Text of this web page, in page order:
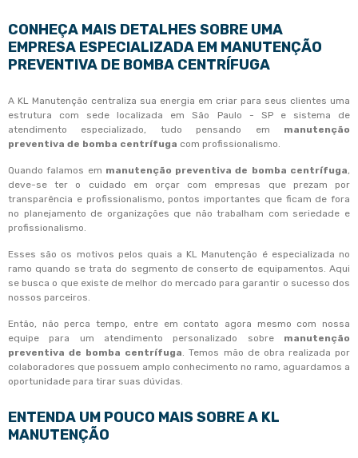
CONHEÇA MAIS DETALHES SOBRE UMA
EMPRESA ESPECIALIZADA EM MANUTENÇÃO
PREVENTIVA DE BOMBA CENTRÍFUGA
A KL Manutenção centraliza sua energia em criar para seus clientes uma
estrutura com sede localizada em São Paulo - SP e sistema de
atendimento especializado, tudo pensando em manutenção
preventiva de bomba centrífuga com profissionalismo.
Quando falamos em manutenção preventiva de bomba centrífuga,
deve-se ter o cuidado em orçar com empresas que prezam por
transparência e profissionalismo, pontos importantes que ficam de fora
no planejamento de organizações que não trabalham com seriedade e
profissionalismo.
Esses são os motivos pelos quais a KL Manutenção é especializada no
ramo quando se trata do segmento de conserto de equipamentos. Aqui
se busca o que existe de melhor do mercado para garantir o sucesso dos
nossos parceiros.
Então, não perca tempo, entre em contato agora mesmo com nossa
equipe para um atendimento personalizado sobre manutenção
preventiva de bomba centrífuga. Temos mão de obra realizada por
colaboradores que possuem amplo conhecimento no ramo, aguardamos a
oportunidade para tirar suas dúvidas.
ENTENDA UM POUCO MAIS SOBRE A KL
MANUTENÇÃO